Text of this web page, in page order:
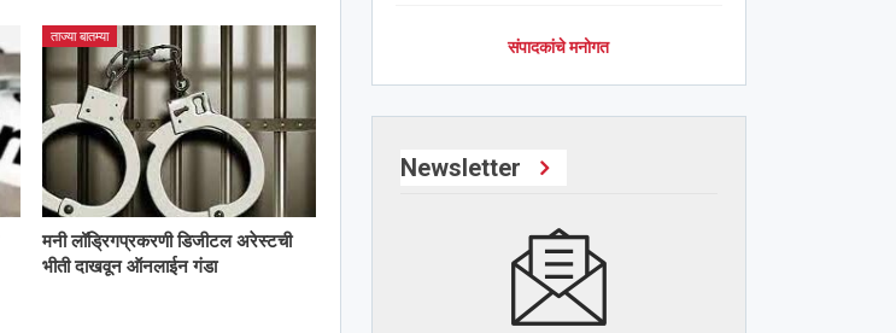
ताज्या बातम्या
मनी लॉड्रिगप्रकरणी डिजीटल अरेस्टची
भीती दाखवून ऑनलाईन गंडा
संपादकांचे मनोगत
Newsletter